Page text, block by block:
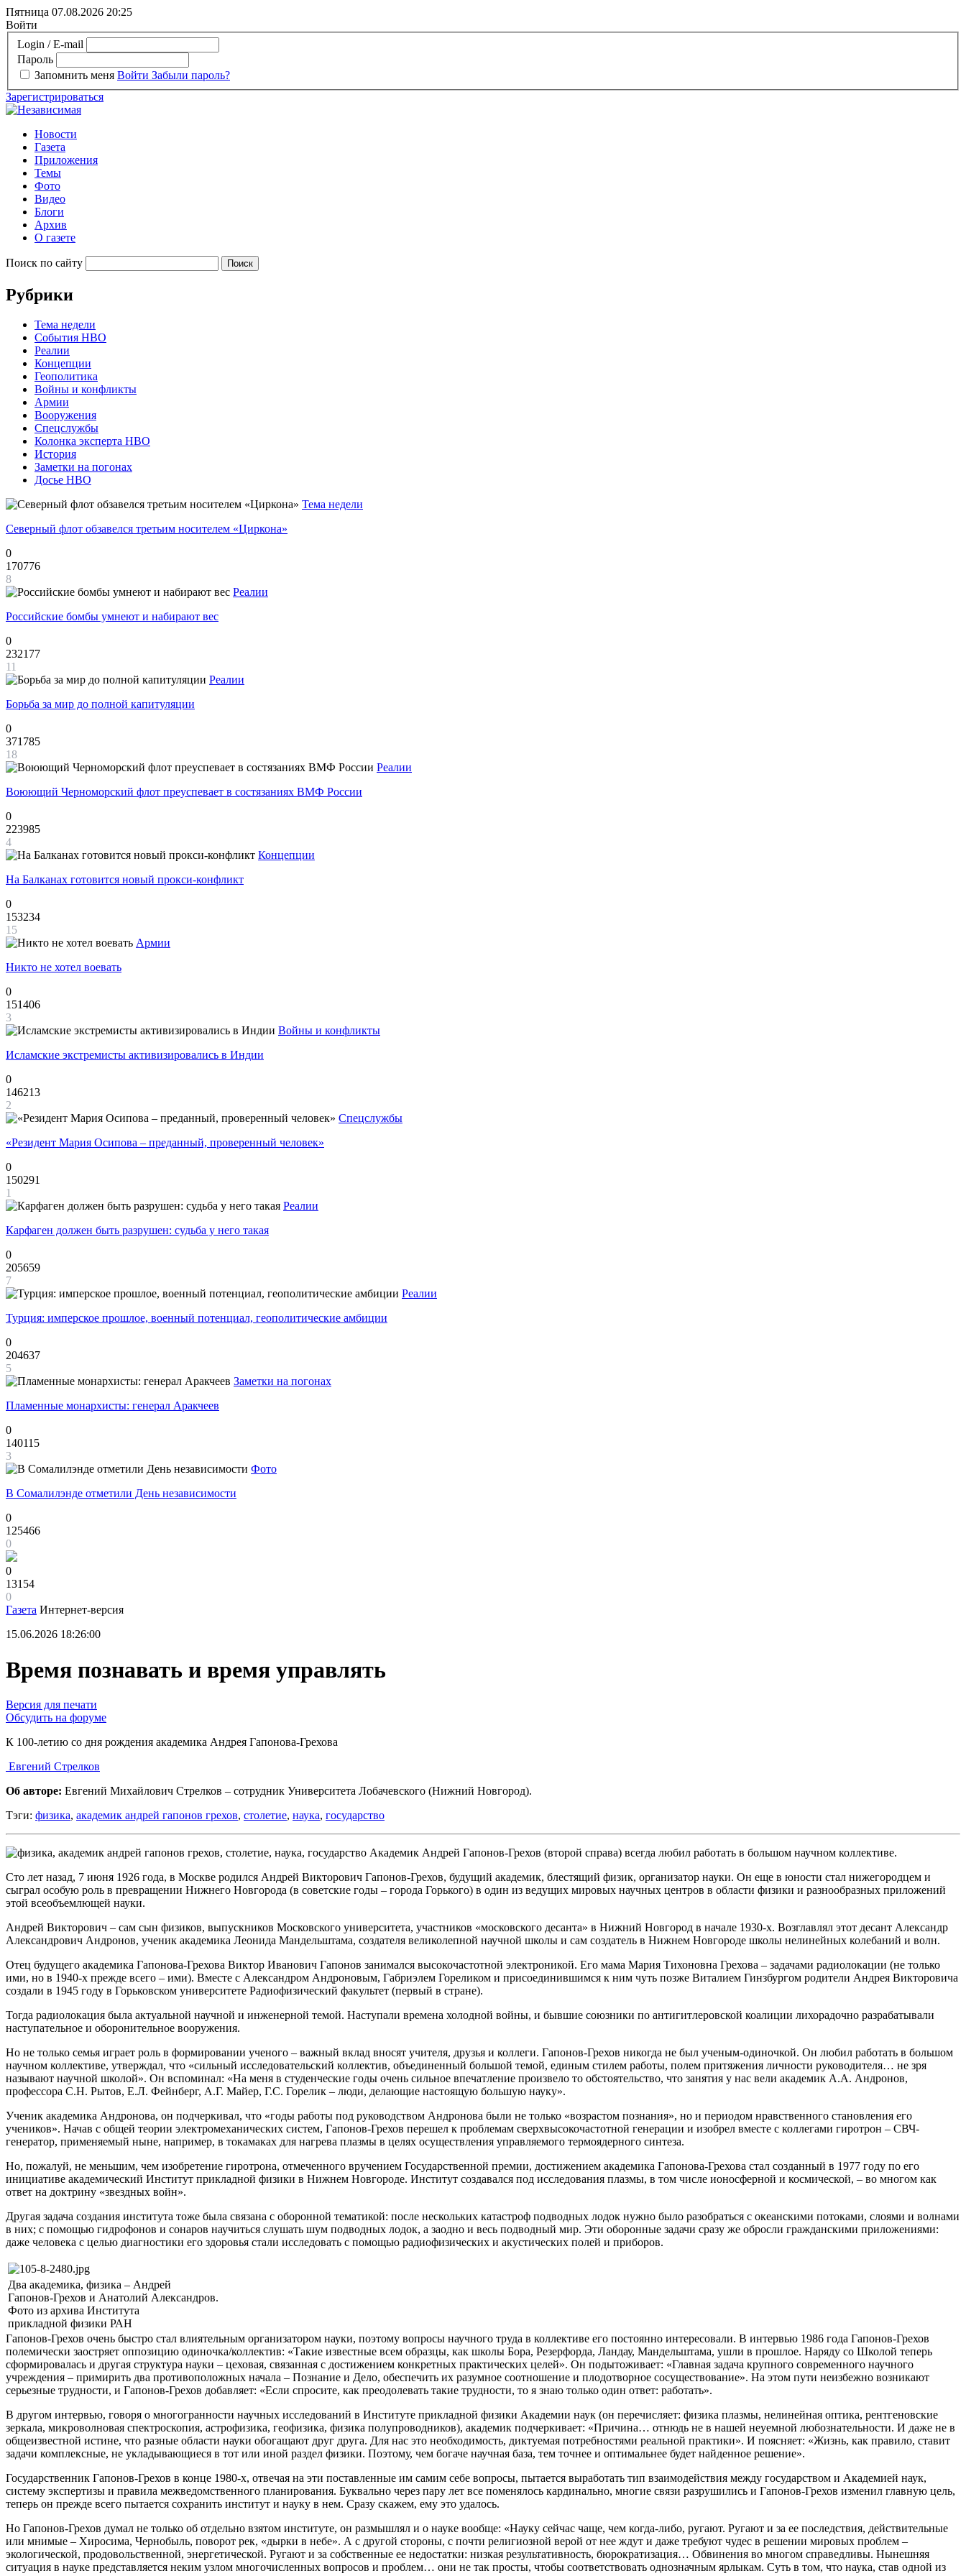
Пятница 07.08.2026 20:25
Войти
Login / E-mail
Пароль
Запомнить меня Войти Забыли пароль?
Зарегистрироваться
Новости
Газета
Приложения
Темы
Фото
Видео
Блоги
Архив
О газете
Поиск по сайту
Рубрики
Тема недели
События НВО
Реалии
Концепции
Геополитика
Войны и конфликты
Армии
Вооружения
Спецслужбы
Колонка эксперта НВО
История
Заметки на погонах
Досье НВО
Тема недели
Северный флот обзавелся третьим носителем «Циркона»
0
170776
8
Реалии
Российские бомбы умнеют и набирают вес
0
232177
11
Реалии
Борьба за мир до полной капитуляции
0
371785
18
Реалии
Воюющий Черноморский флот преуспевает в состязаниях ВМФ России
0
223985
4
Концепции
На Балканах готовится новый прокси-конфликт
0
153234
15
Армии
Никто не хотел воевать
0
151406
3
Войны и конфликты
Исламские экстремисты активизировались в Индии
0
146213
2
Спецслужбы
«Резидент Мария Осипова – преданный, проверенный человек»
0
150291
1
Реалии
Карфаген должен быть разрушен: судьба у него такая
0
205659
7
Реалии
Турция: имперское прошлое, военный потенциал, геополитические амбиции
0
204637
5
Заметки на погонах
Пламенные монархисты: генерал Аракчеев
0
140115
3
Фото
В Сомалилэнде отметили День независимости
0
125466
0
0
13154
0
Газета Интернет-версия
15.06.2026 18:26:00
Время познавать и время управлять
Версия для печати
Обсудить на форуме
К 100-летию со дня рождения академика Андрея Гапонова-Грехова
Евгений Стрелков
Об авторе: Евгений Михайлович Стрелков – сотрудник Университета Лобачевского (Нижний Новгород).
Тэги: физика, академик андрей гапонов грехов, столетие, наука, государство
Академик Андрей Гапонов-Грехов (второй справа) всегда любил работать в большом научном коллективе.
Сто лет назад, 7 июня 1926 года, в Москве родился Андрей Викторович Гапонов-Грехов, будущий академик, блестящий физик, организатор науки. Он еще в юности стал нижегородцем и
сыграл особую роль в превращении Нижнего Новгорода (в советские годы – города Горького) в один из ведущих мировых научных центров в области физики и разнообразных приложений
этой всеобъемлющей науки.
Андрей Викторович – сам сын физиков, выпускников Московского университета, участников «московского десанта» в Нижний Новгород в начале 1930-х. Возглавлял этот десант Александр
Александрович Андронов, ученик академика Леонида Мандельштама, создателя великолепной научной школы и сам создатель в Нижнем Новгороде школы нелинейных колебаний и волн.
Отец будущего академика Гапонова-Грехова Виктор Иванович Гапонов занимался высокочастотной электроникой. Его мама Мария Тихоновна Грехова – задачами радиолокации (не только
ими, но в 1940-х прежде всего – ими). Вместе с Александром Андроновым, Габриэлем Гореликом и присоединившимся к ним чуть позже Виталием Гинзбургом родители Андрея Викторовича
создали в 1945 году в Горьковском университете Радиофизический факультет (первый в стране).
Тогда радиолокация была актуальной научной и инженерной темой. Наступали времена холодной войны, и бывшие союзники по антигитлеровской коалиции лихорадочно разрабатывали
наступательное и оборонительное вооружения.
Но не только семья играет роль в формировании ученого – важный вклад вносят учителя, друзья и коллеги. Гапонов-Грехов никогда не был ученым-одиночкой. Он любил работать в большом
научном коллективе, утверждал, что «сильный исследовательский коллектив, объединенный большой темой, единым стилем работы, полем притяжения личности руководителя… не зря
называют научной школой». Он вспоминал: «На меня в студенческие годы очень сильное впечатление произвело то обстоятельство, что занятия у нас вели академик А.А. Андронов,
профессора С.Н. Рытов, Е.Л. Фейнберг, А.Г. Майер, Г.С. Горелик – люди, делающие настоящую большую науку».
Ученик академика Андронова, он подчеркивал, что «годы работы под руководством Андронова были не только «возрастом познания», но и периодом нравственного становления его
учеников». Начав с общей теории электромеханических систем, Гапонов-Грехов перешел к проблемам сверхвысокочастотной генерации и изобрел вместе с коллегами гиротрон – СВЧ-
генератор, применяемый ныне, например, в токамаках для нагрева плазмы в целях осуществления управляемого термоядерного синтеза.
Но, пожалуй, не меньшим, чем изобретение гиротрона, отмеченного вручением Государственной премии, достижением академика Гапонова-Грехова стал созданный в 1977 году по его
инициативе академический Институт прикладной физики в Нижнем Новгороде. Институт создавался под исследования плазмы, в том числе ионосферной и космической, – во многом как
ответ на доктрину «звездных войн».
Другая задача создания института тоже была связана с оборонной тематикой: после нескольких катастроф подводных лодок нужно было разобраться с океанскими потоками, слоями и волнами
в них; с помощью гидрофонов и сонаров научиться слушать шум подводных лодок, а заодно и весь подводный мир. Эти оборонные задачи сразу же обросли гражданскими приложениями:
даже человека с целью диагностики его здоровья стали исследовать с помощью радиофизических и акустических полей и приборов.
Два академика, физика – Андрей
Гапонов-Грехов и Анатолий Александров.
Фото из архива Института
прикладной физики РАН
Гапонов-Грехов очень быстро стал влиятельным организатором науки, поэтому вопросы научного труда в коллективе его постоянно интересовали. В интервью 1986 года Гапонов-Грехов
полемически заостряет оппозицию одиночка/коллектив: «Такие известные всем образцы, как школы Бора, Резерфорда, Ландау, Мандельштама, ушли в прошлое. Наряду со Школой теперь
сформировалась и другая структура науки – цеховая, связанная с достижением конкретных практических целей». Он подытоживает: «Главная задача крупного современного научного
учреждения – примирить два противоположных начала – Познание и Дело, обеспечить их разумное соотношение и плодотворное сосуществование». На этом пути неизбежно возникают
серьезные трудности, и Гапонов-Грехов добавляет: «Если спросите, как преодолевать такие трудности, то я знаю только один ответ: работать».
В другом интервью, говоря о многогранности научных исследований в Институте прикладной физики Академии наук (он перечисляет: физика плазмы, нелинейная оптика, рентгеновские
зеркала, микроволновая спектроскопия, астрофизика, геофизика, физика полупроводников), академик подчеркивает: «Причина… отнюдь не в нашей неуемной любознательности. И даже не в
общеизвестной истине, что разные области науки обогащают друг друга. Для нас это необходимость, диктуемая потребностями реальной практики». И поясняет: «Жизнь, как правило, ставит
задачи комплексные, не укладывающиеся в тот или иной раздел физики. Поэтому, чем богаче научная база, тем точнее и оптимальнее будет найденное решение».
Государственник Гапонов-Грехов в конце 1980-х, отвечая на эти поставленные им самим себе вопросы, пытается выработать тип взаимодействия между государством и Академией наук,
систему экспертизы и правила межведомственного планирования. Буквально через пару лет все поменялось кардинально, многие связи разрушились и Гапонов-Грехов изменил главную цель,
теперь он прежде всего пытается сохранить институт и науку в нем. Сразу скажем, ему это удалось.
Но Гапонов-Грехов думал не только об отдельно взятом институте, он размышлял и о науке вообще: «Науку сейчас чаще, чем когда-либо, ругают. Ругают и за ее последствия, действительные
или мнимые – Хиросима, Чернобыль, поворот рек, «дырки в небе». А с другой стороны, с почти религиозной верой от нее ждут и даже требуют чудес в решении мировых проблем –
экологической, продовольственной, энергетической. Ругают и за собственные ее недостатки: низкая результативность, бюрократизация… Обвинения во многом справедливы. Нынешняя
ситуация в науке представляется неким узлом многочисленных вопросов и проблем… они не так просты, чтобы соответствовать однозначным ярлыкам. Суть в том, что наука, став одной из